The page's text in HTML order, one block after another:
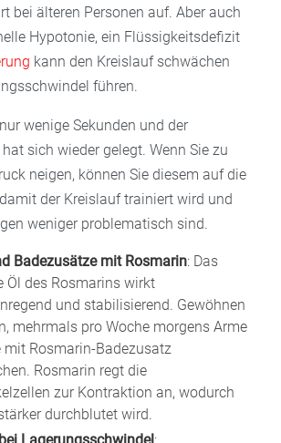
bei älteren Personen auf. Aber auch
Hypotonie, ein Flüssigkeitsdefizit
kann den Kreislauf schwächen
führen.
wenige Sekunden und der
sich wieder gelegt. Wenn Sie zu
neigen, können Sie diesem auf die
der Kreislauf trainiert wird und
weniger problematisch sind.
Badezusätze mit Rosmarin: Das
Öl des Rosmarins wirkt
und stabilisierend. Gewöhnen
mehrmals pro Woche morgens Arme
mit Rosmarin-Badezusatz
Rosmarin regt die
zur Kontraktion an, wodurch
durchblutet wird.